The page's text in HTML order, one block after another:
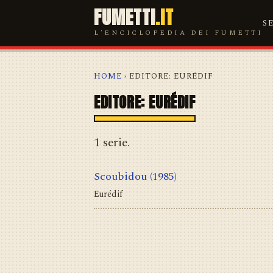
FUMETTI.IT
L'ENCICLOPEDIA DEI FUMETTI
HOME › EDITORE: EURÉDIF
EDITORE: EURÉDIF
1 serie.
Scoubidou (1985)
Eurédif